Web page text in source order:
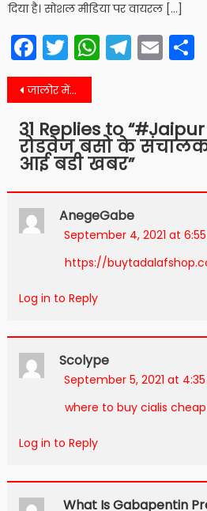
दिया है। सोशल मीडिया पर वायरल […]
Facebook
Twitter
Post
navigation
जालोर में कोरोना को लेकर अब ये हैं हालात…जानिये
31 Replies to “
रोडवेज बसो के
आई बडी खबर”
AnegeGabe
September 4, 2021 at
https://
Log in to Reply
Scolype
September 5, 2021 at
where to buy cialis cheap
Log in to Reply
What Is Gabapentin